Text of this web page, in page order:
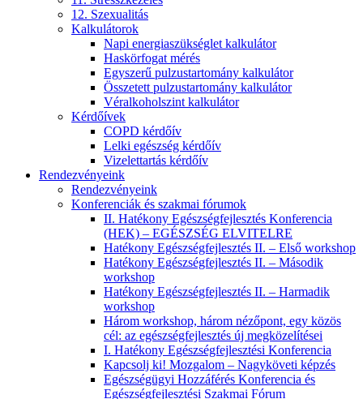
12. Szexualitás
Kalkulátorok
Napi energiaszükséglet kalkulátor
Haskörfogat mérés
Egyszerű pulzustartomány kalkulátor
Összetett pulzustartomány kalkulátor
Véralkoholszint kalkulátor
Kérdőívek
COPD kérdőív
Lelki egészség kérdőív
Vizelettartás kérdőív
Rendezvényeink
Rendezvényeink
Konferenciák és szakmai fórumok
II. Hatékony Egészségfejlesztés Konferencia
(HEK) – EGÉSZSÉG ELVITELRE
Hatékony Egészségfejlesztés II. – Első workshop
Hatékony Egészségfejlesztés II. – Második
workshop
Hatékony Egészségfejlesztés II. – Harmadik
workshop
Három workshop, három nézőpont, egy közös
cél: az egészségfejlesztés új megközelítései
I. Hatékony Egészségfejlesztési Konferencia
Kapcsolj ki! Mozgalom – Nagyköveti képzés
Egészségügyi Hozzáférés Konferencia és
Egészségfejlesztési Szakmai Fórum